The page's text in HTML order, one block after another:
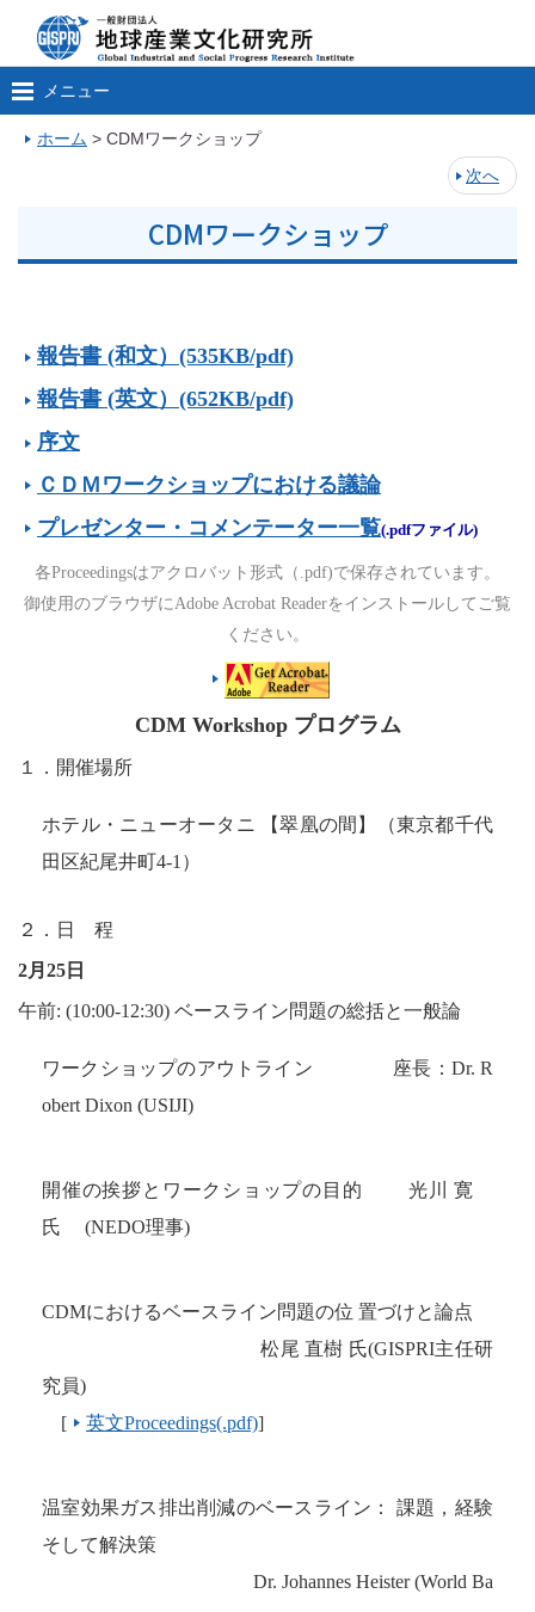
メニュー
ホーム > CDMワークショップ
次へ
CDMワークショップ
報告書 (和文）(535KB/pdf)
報告書 (英文）(652KB/pdf)
序文
ＣＤＭワークショップにおける議論
プレゼンター・コメンテーター一覧(.pdfファイル)
各Proceedingsはアクロバット形式（.pdf)で保存されています。
御使用のブラウザにAdobe Acrobat Readerをインストールしてご覧
ください。
CDM Workshopプログラム
１．開催場所
ホテル・ニューオータニ 【翠凰の間】（東京都千代
田区紀尾井町4-1 ）
２．日 程
2月 25 日
午前: (10:00-12:30) ベースライン問題の総括と一般論
ワークショップのアウトライン 座長： Dr. R
obert Dixon (USIJI)
開催の挨拶とワークショップの目的
光川 寛
氏 (NEDO理事)
CDMにおけるベースライン問題の位 置づけと論点
松尾 直樹 氏(GISPRI主任研
究員)
[
英文Proceedings(.pdf)]
温室効果ガス排出削減のベースライン： 課題，経験
そして解決策
Dr. Johannes Heister (World Ba